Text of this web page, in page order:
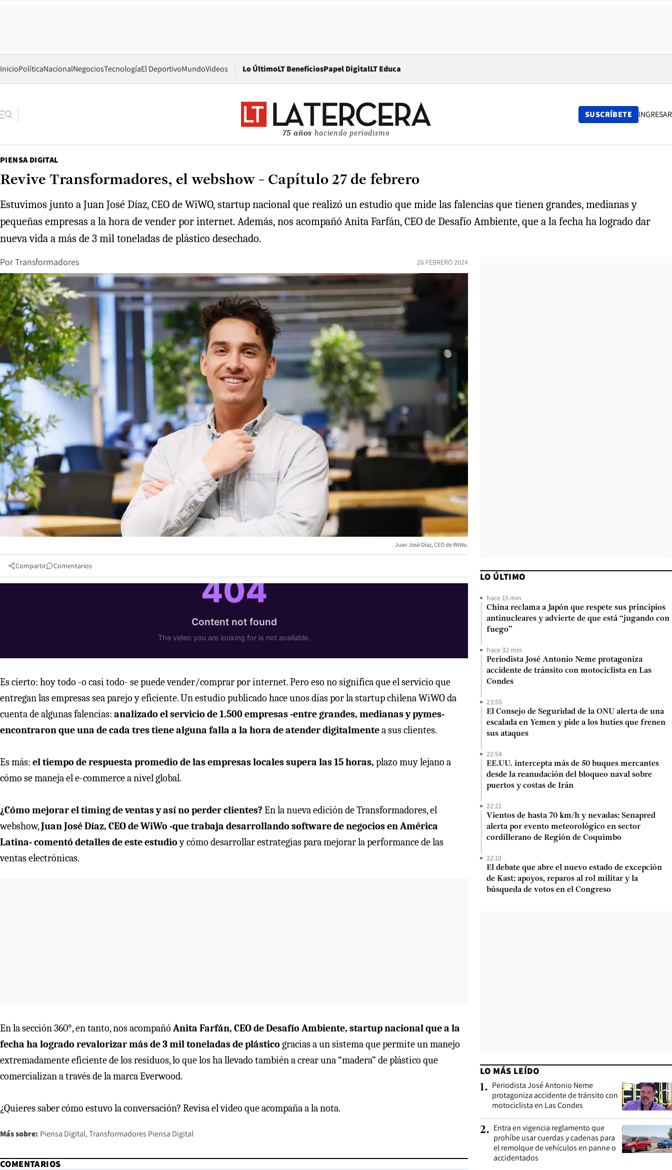
InicioPolíticaNacionalNegociosTecnologíaEl DeportivoMundoVideos Lo ÚltimoLT BeneficiosPapel DigitalOpens in new window
LT Educa
75 años haciendo periodismo
SUSCRÍBETE INGRESAR
PIENSA DIGITAL
Revive Transformadores, el webshow - Capítulo 27 de febrero
Estuvimos junto a Juan José Díaz, CEO de WiWO, startup nacional que realizó un estudio que mide las falencias que tienen grandes, medianas y
pequeñas empresas a la hora de vender por internet. Además, nos acompañó Anita Farfán, CEO de Desafío Ambiente, que a la fecha ha logrado dar
nueva vida a más de 3 mil toneladas de plástico desechado.
PorTransformadores 26 FEBRERO 2024
Juan José Díaz, CEO de WiWo.
Compartir Comentarios
Es cierto: hoy todo -o casi todo- se puede vender/comprar por internet. Pero eso no significa que el servicio que
entregan las empresas sea parejo y eficiente. Un estudio publicado hace unos días por la startup chilena WiWO da
cuenta de algunas falencias: analizado el servicio de 1.500 empresas -entre grandes, medianas y pymes-
encontraron que una de cada tres tiene alguna falla a la hora de atender digitalmentea sus clientes.
Es más: el tiempo de respuesta promedio de las empresas locales supera las 15 horas, plazo muy lejano a
cómo se maneja el e-commerce a nivel global.
¿Cómo mejorar el timing de ventas y así no perder clientes? En la nueva edición de Transformadores, el
webshow,Juan José Díaz, CEO de WiWo -que trabaja desarrollando software de negocios en América
Latina- comentó detalles de este estudioy cómo desarrollar estrategias para mejorar la performance de las
ventas electrónicas.
En la sección 360°, en tanto, nos acompañó Anita Farfán, CEO de Desafío Ambiente, startup nacional que a la
fecha ha logrado revalorizar más de 3 mil toneladas de plástico gracias a un sistema que permite un manejo
extremadamente eficiente de los residuos, lo que los ha llevado también a crear una “madera” de plástico que
comercializan a través de la marca Everwood.
¿Quieres saber cómo estuvo la conversación? Revisa el video que acompaña a la nota.
Más sobre: Piensa Digital Transformadores Piensa Digital
COMENTARIOS
LO ÚLTIMO
hace 15 min
China reclama a Japón que respete sus principios
antinucleares y advierte de que está “jugando con
fuego”
hace 32 min
Periodista José Antonio Neme protagoniza
accidente de tránsito con motociclista en Las
Condes
23:55
El Consejo de Seguridad de la ONU alerta de una
escalada en Yemen y pide a los hutíes que frenen
sus ataques
22:54
EE.UU. intercepta más de 50 buques mercantes
desde la reanudación del bloqueo naval sobre
puertos y costas de Irán
22:21
Vientos de hasta 70 km/h y nevadas: Senapred
alerta por evento meteorológico en sector
cordillerano de Región de Coquimbo
22:10
El debate que abre el nuevo estado de excepción
de Kast: apoyos, reparos al rol militar y la
búsqueda de votos en el Congreso
LO MÁS LEÍDO
1. Periodista José Antonio Neme
protagoniza accidente de tránsito con
motociclista en Las Condes
2. Entra en vigencia reglamento que
prohíbe usar cuerdas y cadenas para
el remolque de vehículos en panne o
accidentados